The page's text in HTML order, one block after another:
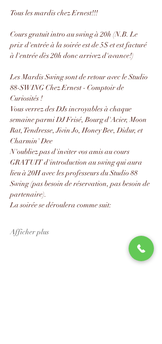
Tous les mardis chez Ernest!!!
Cours gratuit intro au swing à 20h (N.B. Le
prix d'entrée à la soirée est de 5$ et est facturé
à l'entrée dès 20h donc arrivez d'avance!)
Les Mardis Swing sont de retour avec le Studio
88-SWING Chez Ernest - Comptoir de
Curiosités !
Vous verrez des DJs incroyables à chaque
semaine parmi DJ Frisé, Bourg d'Acier, Moon
Rat, Tendresse, Jivin Jo, Honey Bee, Didur, et
Charmin' Dee
N'oubliez pas d'inviter vos amis au cours
GRATUIT d'introduction au swing qui aura
lieu à 20H avec les professeurs du Studio 88
Swing (pas besoin de réservation, pas besoin de
partenaire).
La soirée se déroulera comme suit:
Afficher plus